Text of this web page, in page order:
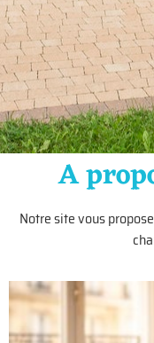
A
Notre site vous